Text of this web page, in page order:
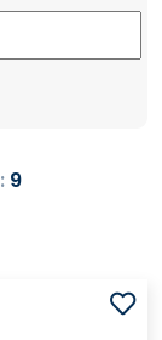
9